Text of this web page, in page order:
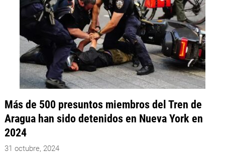
Más de 500 presuntos miembros del Tren de
Aragua han sido detenidos en Nueva York en
2024
31 octubre, 2024